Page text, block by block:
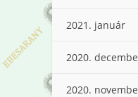
2021. január
2020.
2020.